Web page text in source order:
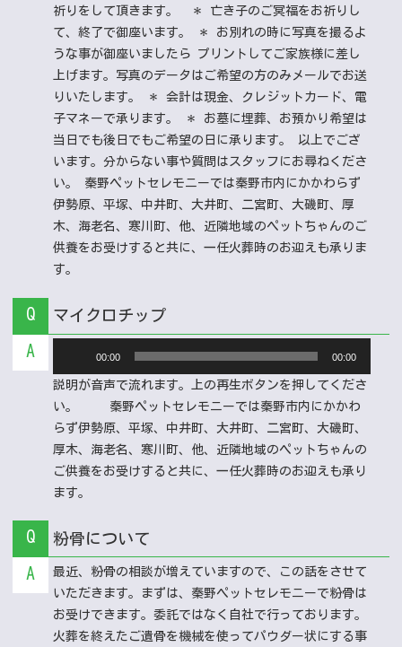
祈りをして頂きます。
＊ 亡き子のご冥福をお祈りし
て、終了で御座います。 ＊ お別れの時に写真を撮るよ
うな事が御座いましたら プリントしてご家族様に差し
上げます。写真のデータはご希望の方のみメールでお送
りいたします。 ＊ 会計は現金、クレジットカード、電
子マネーで承ります。 ＊ お墓に埋葬、お預かり希望は
当日でも後日でもご希望の日に承ります。 以上でござ
います。分からない事や質問はスタッフにお尋ねくださ
い。 秦野ペットセレモニーでは秦野市内にかかわらず
伊勢原、平塚、中井町、大井町、二宮町、大磯町、厚
木、海老名、寒川町、他、近隣地域のペットちゃんのご
供養をお受けすると共に、一任火葬時のお迎えも承りま
す。
Q マイクロチップ
A
プ
レ
ー
ヤ
ー
00:00 00:00
説明が音声で流れます。上の再生ボタンを押してくださ
い。
秦野ペットセレモニーでは秦野市内にかかわ
らず伊勢原、平塚、中井町、大井町、二宮町、大磯町、
厚木、海老名、寒川町、他、近隣地域のペットちゃんの
ご供養をお受けすると共に、一任火葬時のお迎えも承り
ます。
Q 粉骨について
A
最近、粉骨の相談が増えていますので、この話をさせて
いただきます。まずは、秦野ペットセレモニーで粉骨は
お受けできます。委託ではなく自社で行っております。
火葬を終えたご遺骨を機械を使ってパウダー状にする事